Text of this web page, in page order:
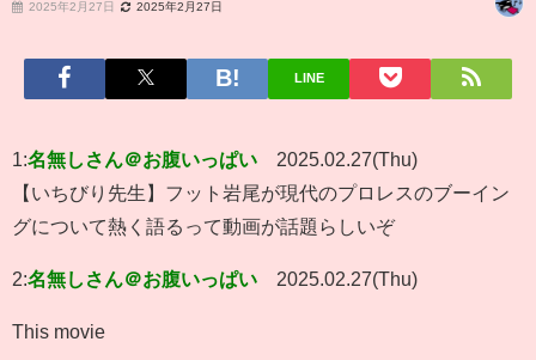
2025年2月27日 2025年2月27日
LINE
1:名無しさん＠お腹いっぱい
2025.02.27(Thu)
【いちびり先生】フット岩尾が現代のプロレスのブーイン
グについて熱く語るって動画が話題らしいぞ
2:名無しさん＠お腹いっぱい 2025.02.27(Thu)
This movie